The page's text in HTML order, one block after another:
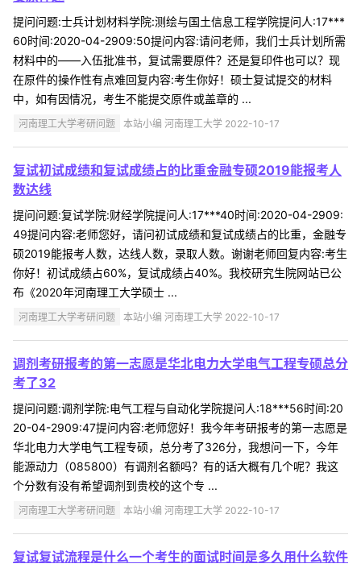
提问问题:士兵计划材料学院:测绘与国土信息工程学院提问人:17***
60时间:2020-04-2909:50提问内容:请问老师，我们士兵计划所需
材料中的——入伍批准书，复试需要原件？还是复印件也可以？现
在原件的操作性有点难回复内容:考生你好！硕士复试提交的材料
中，如有因情况，考生不能提交原件或盖章的 ...
河南理工大学考研问题 本站小编 河南理工大学 2022-10-17
复试初试成绩和复试成绩占的比重金融专硕2019能报考人
数达线
提问问题:复试学院:财经学院提问人:17***40时间:2020-04-2909:
49提问内容:老师您好，请问初试成绩和复试成绩占的比重，金融专
硕2019能报考人数，达线人数，录取人数。谢谢老师回复内容:考生
你好！初试成绩占60%，复试成绩占40%。我校研究生院网站已公
布《2020年河南理工大学硕士 ...
河南理工大学考研问题 本站小编 河南理工大学 2022-10-17
调剂考研报考的第一志愿是华北电力大学电气工程专硕总分
考了32
提问问题:调剂学院:电气工程与自动化学院提问人:18***56时间:20
20-04-2909:47提问内容:老师您好！我今年考研报考的第一志愿是
华北电力大学电气工程专硕，总分考了326分，我想问一下，今年
能源动力（085800）有调剂名额吗？有的话大概有几个呢？我这
个分数有没有希望调剂到贵校的这个专 ...
河南理工大学考研问题 本站小编 河南理工大学 2022-10-17
复试复试流程是什么一个考生的面试时间是多久用什么软件